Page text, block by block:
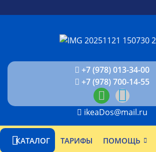
+7 (978) 013-34-00
+7 (978) 700-14-55
ikeaDos@mail.ru
КАТАЛОГ ТАРИФЫ ПОМОЩЬ